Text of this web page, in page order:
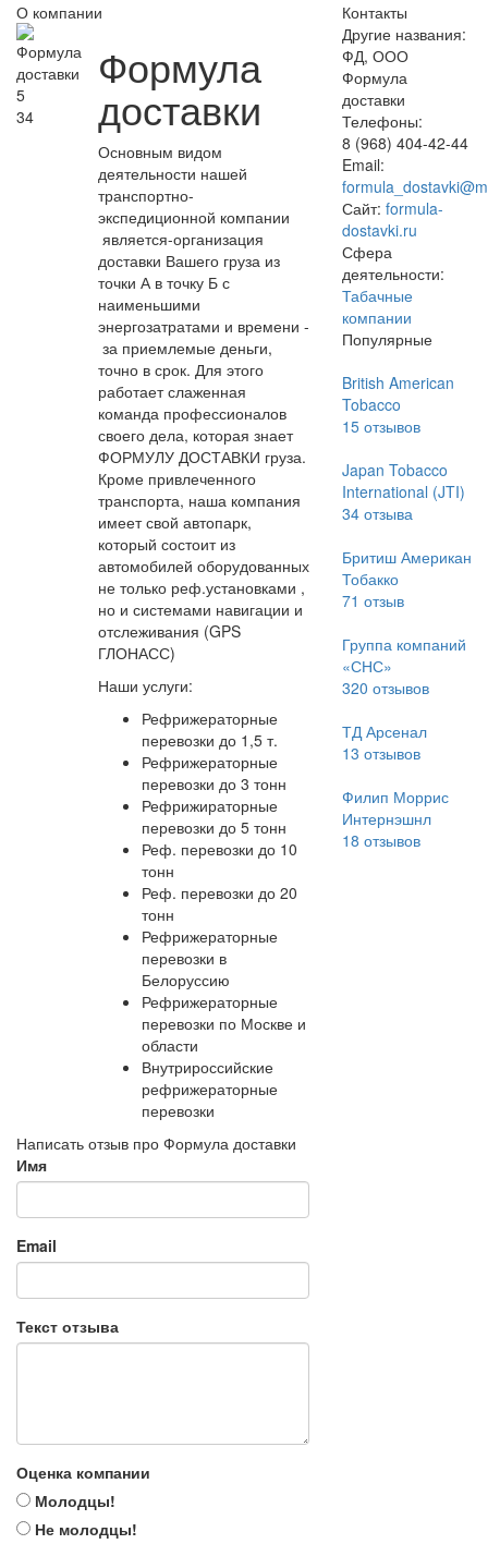
О компании
5
34
Формула
доставки
Основным видом
деятельности нашей
транспортно-
экспедиционной компании
является-организация
доставки Вашего груза из
точки А в точку Б с
наименьшими
энергозатратами и времени -
за приемлемые деньги,
точно в срок. Для этого
работает слаженная
команда профессионалов
своего дела, которая знает
ФОРМУЛУ ДОСТАВКИ груза.
Кроме привлеченного
транспорта, наша компания
имеет свой автопарк,
который состоит из
автомобилей оборудованных
не только реф.установками ,
но и системами навигации и
отслеживания (GPS
ГЛОНАСС)
Наши услуги:
Рефрижераторные
перевозки до 1,5 т.
Рефрижераторные
перевозки до 3 тонн
Рефрижираторные
перевозки до 5 тонн
Реф. перевозки до 10
тонн
Реф. перевозки до 20
тонн
Рефрижераторные
перевозки в
Белоруссию
Рефрижераторные
перевозки по Москве и
области
Внутрироссийские
рефрижераторные
перевозки
Написать отзыв про Формула доставки
Имя
Email
Текст отзыва
Оценка компании
Молодцы!
Не молодцы!
Контакты
Другие названия:
ФД, ООО
Формула
доставки
Телефоны:
8 (968) 404-42-44
Email:
Сайт: formula-
dostavki.ru
Сфера
деятельности:
Табачные
компании
Популярные
British American
Tobacco
15отзывов
Japan Tobacco
International (JTI)
34отзыва
Бритиш Американ
Тобакко
71 отзыв
Группа компаний
«СНС»
320 отзывов
ТД Арсенал
13 отзывов
Филип Моррис
Интернэшнл
18 отзывов